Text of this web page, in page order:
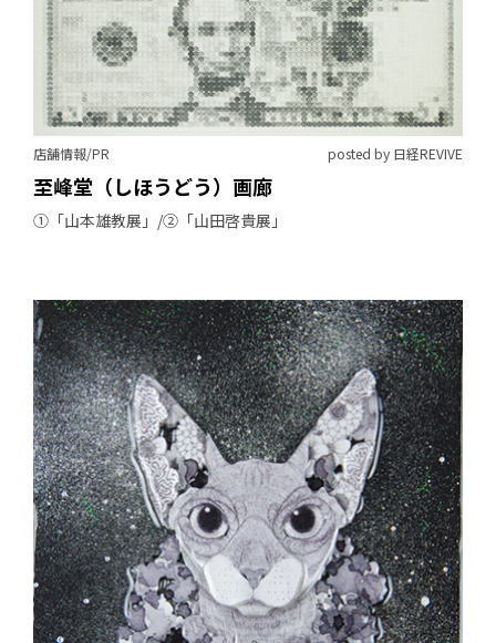
店舗情報/PR posted by 日経REVIVE
至峰堂（しほうどう）画廊
①「山本雄教展」/②「山田啓貴展」